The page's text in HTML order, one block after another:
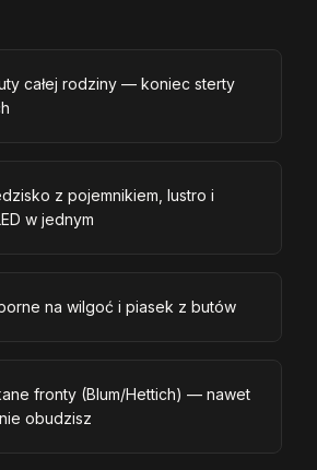
całej rodziny — koniec sterty
z pojemnikiem, lustro i
w jednym
na wilgoć i piasek z butów
fronty (Blum/Hettich) — nawet
obudzisz